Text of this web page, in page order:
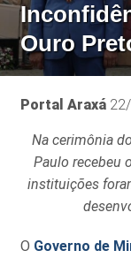
Ouro
Portal Araxá
Na cerimônia
Paulo recebeu
instituições
O Governo de